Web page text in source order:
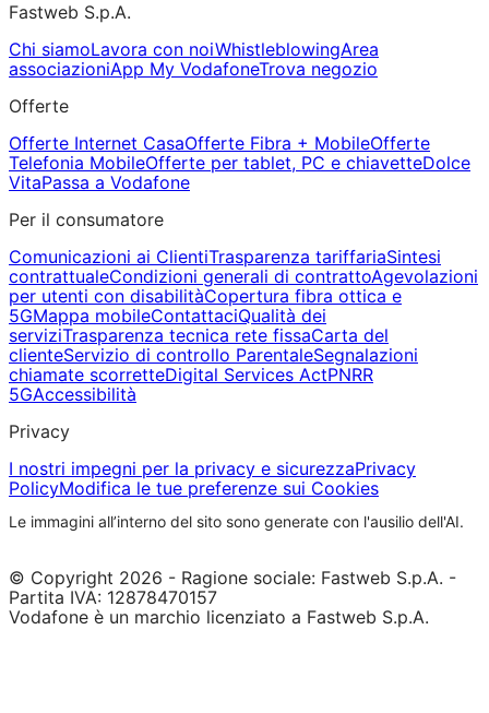
Fastweb S.p.A.
Chi siamoLavora con noiWhistleblowingArea
associazioniApp My VodafoneTrova negozio
Offerte
Offerte Internet CasaOfferte Fibra + MobileOfferte
Telefonia MobileOfferte per tablet, PC e chiavetteDolce
VitaPassa a Vodafone
Per il consumatore
Comunicazioni ai ClientiTrasparenza tariffariaSintesi
contrattualeCondizioni generali di contrattoAgevolazioni
per utenti con disabilitàCopertura fibra ottica e
5GMappa mobileContattaciQualità dei
serviziTrasparenza tecnica rete fissaCarta del
clienteServizio di controllo ParentaleSegnalazioni
chiamate scorretteDigital Services ActPNRR
5GAccessibilità
Privacy
I nostri impegni per la privacy e sicurezzaPrivacy
PolicyModifica le tue preferenze sui Cookies
Le immagini all’interno del sito sono generate con l'ausilio dell'AI.
© Copyright 2026 - Ragione sociale: Fastweb S.p.A. -
Partita IVA: 12878470157
Vodafone è un marchio licenziato a Fastweb S.p.A.